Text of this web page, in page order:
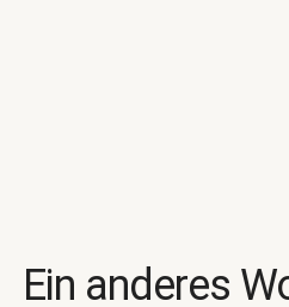
Ein anderes